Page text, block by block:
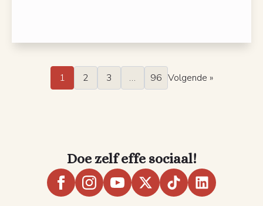
1 2 3 … 96 Volgende »
Doe zelf effe sociaal!